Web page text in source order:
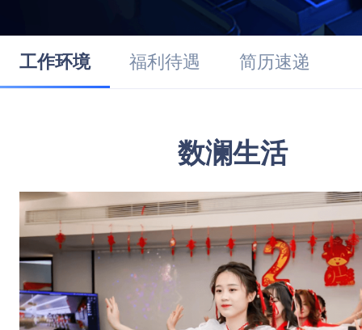
工作环境 福利待遇 简历速递
数澜生活